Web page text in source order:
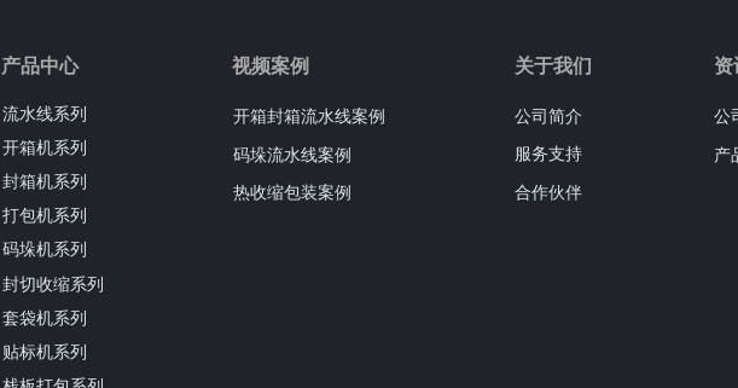
产品中心
流水线系列
开箱机系列
封箱机系列
打包机系列
码垛机系列
封切收缩系列
套袋机系列
贴标机系列
开箱封箱流水线案例
码垛流水线案例
热收缩包装案例
视频案例
公司简介
服务支持
合作伙伴
关于我们
公
产
资